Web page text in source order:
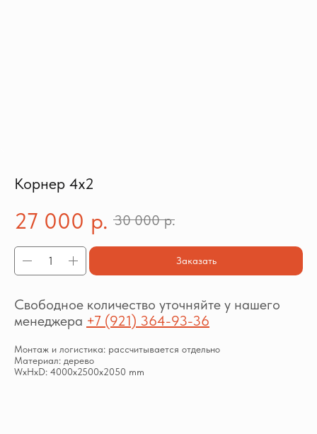
Корнер 4х2
27 000 р. 30 000 р.
Заказать
Свободное количество уточняйте у нашего
менеджера +7 (921) 364-93-36
Монтаж и логистика: рассчитывается отдельно
Материал: дерево
WxHxD: 4000x2500x2050 mm